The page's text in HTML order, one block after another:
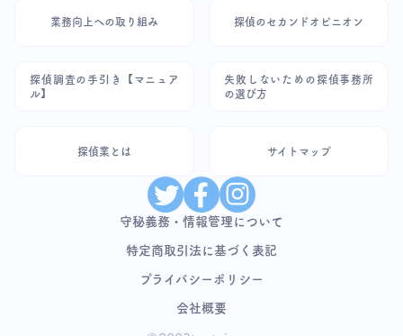
業務向上への取り組み 探偵のセカンドオピニオン
探偵調査の手引き【マニュア
ル】
失敗しないための探偵事務所
の選び方
探偵業とは サイトマップ
守秘義務・情報管理について
特定商取引法に基づく表記
プライバシーポリシー
会社概要